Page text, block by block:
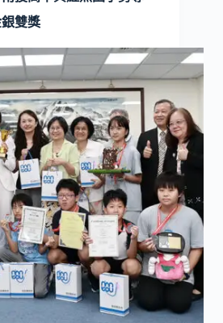
雙獎